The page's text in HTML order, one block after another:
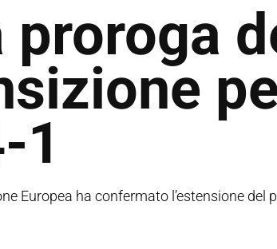
1
Europea ha confermato l’estensione del